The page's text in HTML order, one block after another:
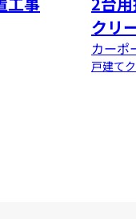
クリ
カーポ
戸建て